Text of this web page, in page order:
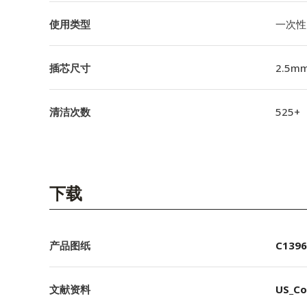
使用类型 一次性
插芯尺寸
清洁次数 525+
下载
产品图纸
文献资料